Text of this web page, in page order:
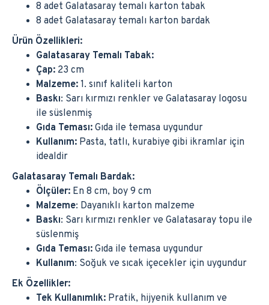
8 adet Galatasaray temalı karton tabak
8 adet Galatasaray temalı karton bardak
Ürün Özellikleri:
Galatasaray Temalı Tabak:
Çap: 23 cm
Malzeme: 1. sınıf kaliteli karton
Baskı: Sarı kırmızı renkler ve Galatasaray logosu
ile süslenmiş
Gıda Teması: Gıda ile temasa uygundur
Kullanım: Pasta, tatlı, kurabiye gibi ikramlar için
idealdir
Galatasaray Temalı Bardak:
Ölçüler: En 8 cm, boy 9 cm
Malzeme: Dayanıklı karton malzeme
Baskı: Sarı kırmızı renkler ve Galatasaray topu ile
süslenmiş
Gıda Teması: Gıda ile temasa uygundur
Kullanım: Soğuk ve sıcak içecekler için uygundur
Ek Özellikler:
Tek Kullanımlık: Pratik, hijyenik kullanım ve